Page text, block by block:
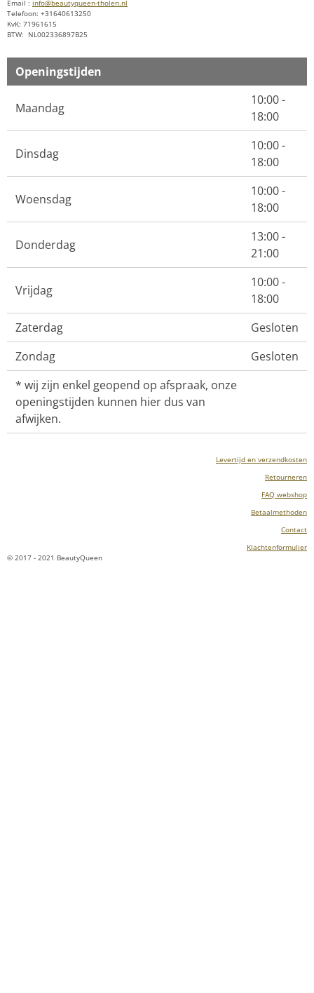
Email : info@beautyqueen-tholen.nl
Telefoon: +31640613250
KvK: 71961615
BTW: NL002336897B25
Openingstijden
Maandag
10:00 -
18:00
Dinsdag
10:00 -
18:00
Woensdag
10:00 -
18:00
Donderdag
13:00 -
21:00
Vrijdag
10:00 -
18:00
Zaterdag
Gesloten
Zondag
Gesloten
* wij zijn enkel geopend op afspraak, onze
openingstijden kunnen hier dus van
afwijken.
Levertijd en verzendkosten
Retourneren
FAQ webshop
Betaalmethoden
Contact
Klachtenformulier
© 2017 - 2021 BeautyQueen